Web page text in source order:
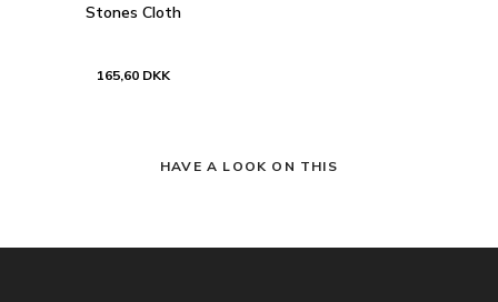
Stones Cloth
165,60 DKK
HAVE A LOOK ON THIS